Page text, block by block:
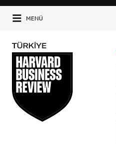
MENÜ